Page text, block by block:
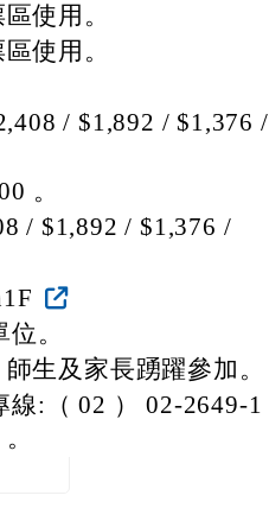
使用。
使用。
/ $1,892 / $1,376 /
。
/ $1,892 / $1,376 /
。
生及家長踴躍參加。
:（ 02 ） 02-2649-1